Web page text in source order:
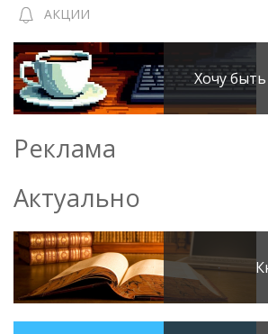
АКЦИИ
Хочу
Реклама
Актуально